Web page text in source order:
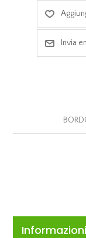
Invia
Informazioni